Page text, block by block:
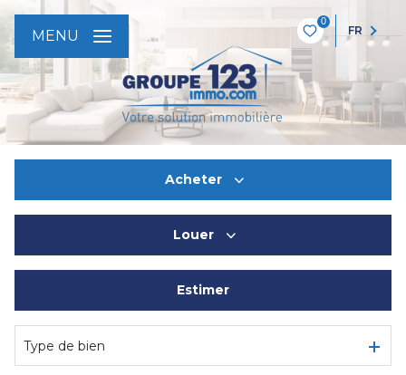
0
FR
MENU
Acheter
Louer
De l'immo pro
Estimer
Type de bien